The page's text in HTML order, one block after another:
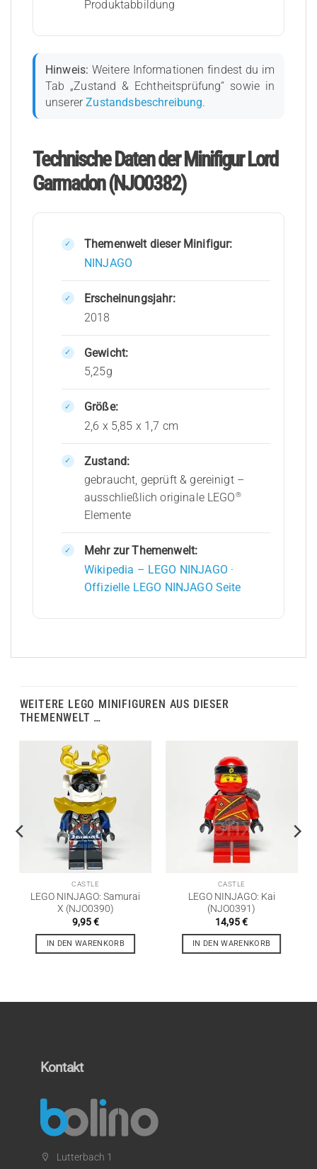
Produktabbildung
Hinweis: Weitere Informationen findest du im
Tab „Zustand & Echtheitsprüfung“ sowie in
unsererZustandsbeschreibung.
Technische Daten der Minifigur Lord
Garmadon (NJO0382)
Themenwelt dieser Minifigur:
NINJAGO
Erscheinungsjahr:
2018
Gewicht:
5,25g
Größe:
2,6 x 5,85 x 1,7 cm
Zustand:
gebraucht, geprüft & gereinigt –
ausschließlich originale LEGO®
Elemente
Mehr zur Themenwelt:
Wikipedia – LEGO NINJAGO ·
Offizielle LEGO NINJAGO Seite
WEITERE LEGO MINIFIGUREN AUS DIESER
THEMENWELT …
CASTLE
LEGO NINJAGO: Samurai
X (NJO0390)
9,95€
IN DEN WARENKORB
CASTLE
LEGO NINJAGO: Kai
(NJO0391)
14,95€
IN DEN WARENKORB
Kontakt
Lutterbach 1